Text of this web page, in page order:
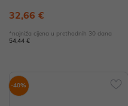
32,66 €
*najniža cijena u prethodnih 30 dana
54,44 €
-40%